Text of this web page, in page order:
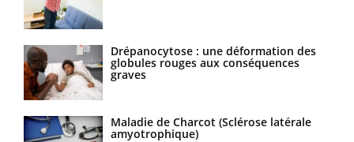
Drépanocytose : une déformation des
globules rouges aux conséquences
graves
Maladie de Charcot (Sclérose latérale
amyotrophique)